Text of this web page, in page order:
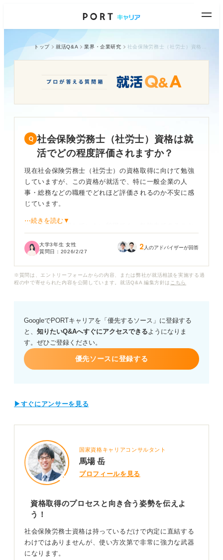
トップ 就活Q&A 業界・企業研究
社会保険労務士（社労士）資格は就
活でどの程度評価されますか？
現在社会保険労務士（社労士）の資格取得に向けて勉強
していますが、この資格が就活で、特に一般企業の人
事・総務などの職種でどれほど評価されるのか不安に感
じています。
まだ資格を取得していない段階でも、勉強中であること
か迷っています。また社労士の知識が一般企業のどのよ
社労士の資格を持っている人や勉強経験がある人が就活
社労士資格や勉強経験を就活で効果的にアピールするた
めの具体的な戦略についてアドバイスをお願いします。
⋯続きを読む▼
大学3年生 女性
質問日： 2026/2/27 2 人のアドバイザーが回答
※質問は、エントリーフォームからの内容、または弊社が就活相談を実施する過
程の中で寄せられた内容を公開しています。就活Q&A 編集方針は こちら
GoogleでPORTキャリアを「優先するソース」に登録する
と、 知りたいQ&Aへすぐにアクセスできるようになりま
す。ぜひご登録ください。
優先ソースに登録する
▶すぐにアンサーを見る
国家資格キャリアコンサルタント
馬場 岳
プロフィールを見る
資格取得のプロセスと向き合う姿勢を伝えよ
う！
社会保険労務士資格は持っているだけで内定に直結する
わけではありませんが、使い方次第で非常に強力な武器
になります。